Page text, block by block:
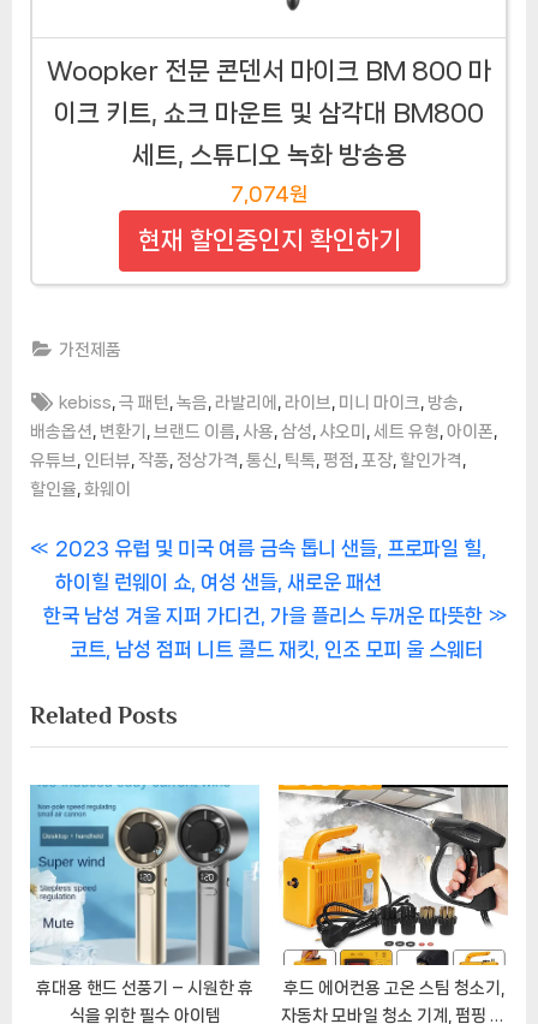
Woopker 전문 콘덴서 마이크 BM 800 마
이크 키트, 쇼크 마운트 및 삼각대 BM800
세트, 스튜디오 녹화 방송용
7,074원
현재 할인중인지 확인하기
가전제품
Tags:
kebiss ,극 패턴 ,녹음 라발리에 라이브 미니 마이크 방송
배송옵션 변환기 브랜드 이름 사용 삼성 샤오미 세트 유형 아이폰
유튜브 인터뷰 작풍 정상가격 통신 틱톡 평점 포장 할인가격
할인율 화웨이
글
탐
P
r
e
o
u
s
P
o
s
t
:
2023 유럽 및 미국 여름 금속 톱니 샌들, 프로파일 힐,
하이힐 런웨이 쇼, 여성 샌들, 새로운 패션
N
t
P
o
s
t
:
한국 남성 겨울 지퍼 가디건, 가을 플리스 두꺼운 따뜻한
코트, 남성 점퍼 니트 콜드 재킷, 인조 모피 울 스웨터
Related Posts
휴대용 핸드 선풍기 – 시원한 휴
식을 위한 필수 아이템
후드 에어컨용 고온 스팀 청소기,
자동차 모바일 청소 기계, 펌핑 살